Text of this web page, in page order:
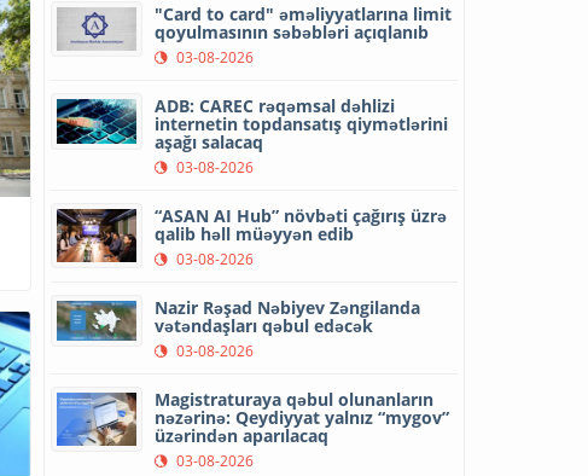
"Card to card" əməliyyatlarına limit
qoyulmasının səbəbləri açıqlanıb
03-08-2026
ADB: CAREC rəqəmsal dəhlizi
internetin topdansatış qiymətlərini
aşağı salacaq
03-08-2026
“ASAN AI Hub” növbəti çağırış üzrə
qalib həll müəyyən edib
03-08-2026
Nazir Rəşad Nəbiyev Zəngilanda
vətəndaşları qəbul edəcək
03-08-2026
Magistraturaya qəbul olunanların
nəzərinə: Qeydiyyat yalnız “mygov”
üzərindən aparılacaq
03-08-2026